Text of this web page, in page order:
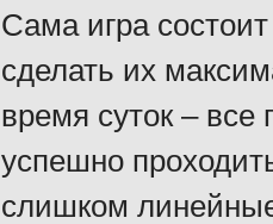
Сама игра
сделать их
время суток –
успешно
слишком